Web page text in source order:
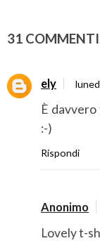
31
ely
È
:-)
Rispondi
Anonimo
Lovely t-